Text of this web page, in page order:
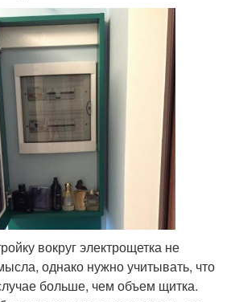
вокруг электрощетка не
однако нужно учитывать, что
больше, чем объем щитка.